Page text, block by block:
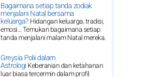
Bagaimana setiap tanda zodiak
menjalani Natal bersama
keluarga?Hidangan keluarga, tradisi,
emosi… Temukan bagaimana setiap
tanda menjalani malam Natal mereka.
Greysia Polii dalam
AstrologiKeberanian dan ketahanan
luar biasa tercermin dalam profil